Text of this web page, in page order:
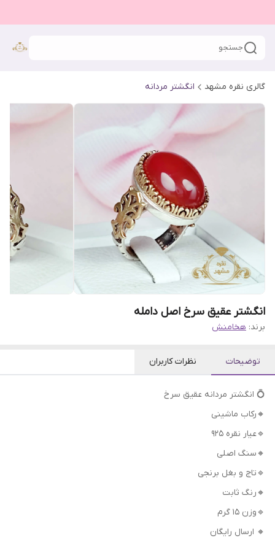
جستجو
گالری نقره مشهد انگشتر مردانه
انگشتر عقیق سرخ اصل دامله
برند: هخامنش
توضیحات نظرات کاربران
💍 انگشتر مردانه عقیق سرخ
🔸رکاب ماشینی
🔹عیار نقره 925
🔸سنگ اصلی
🔹تاج و بغل برنجی
🔸رنگ ثابت
🔹وزن 15 گرم
🔸 ارسال رایگان